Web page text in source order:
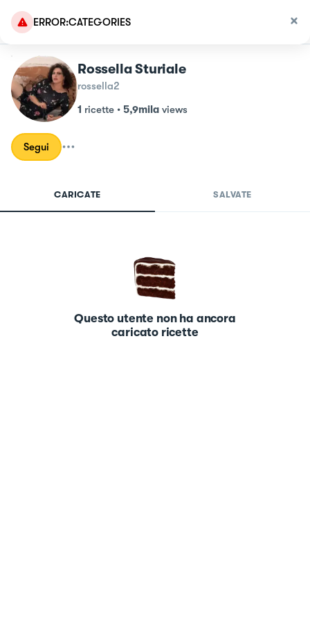
ERROR:CATEGORIES
Rossella Sturiale
rossella2
1 ricette • 5,9mila views
Segui
CARICATE SALVATE
Questo utente non ha ancora
caricato ricette